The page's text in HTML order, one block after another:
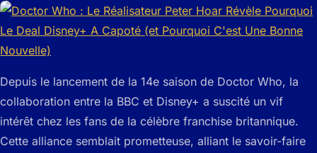
Depuis le lancement de la 14e saison de Doctor Who, la
collaboration entre la BBC et Disney+ a suscité un vif
intérêt chez les fans de la célèbre franchise britannique.
Cette alliance semblait prometteuse, alliant le savoir-faire